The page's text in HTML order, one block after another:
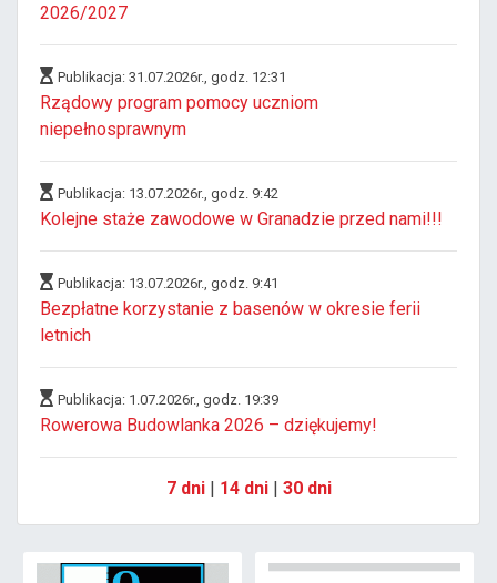
2026/2027
Publikacja: 31.07.2026r., godz. 12:31
Rządowy program pomocy uczniom
niepełnosprawnym
Publikacja: 13.07.2026r., godz. 9:42
Kolejne staże zawodowe w Granadzie przed nami!!!
Publikacja: 13.07.2026r., godz. 9:41
Bezpłatne korzystanie z basenów w okresie ferii
letnich
Publikacja: 1.07.2026r., godz. 19:39
Rowerowa Budowlanka 2026 – dziękujemy!
7 dni| 14 dni| 30 dni